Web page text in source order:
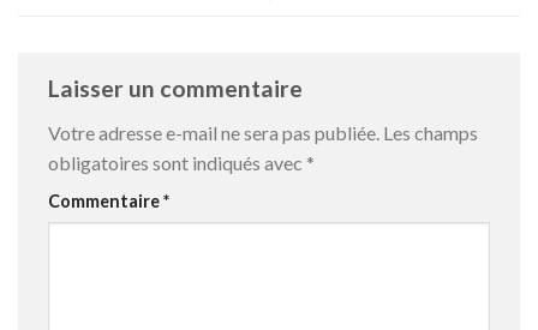
Laisser un commentaire
Votre adresse e-mail ne sera pas publiée. Les champs
obligatoires sont indiqués avec *
Commentaire*